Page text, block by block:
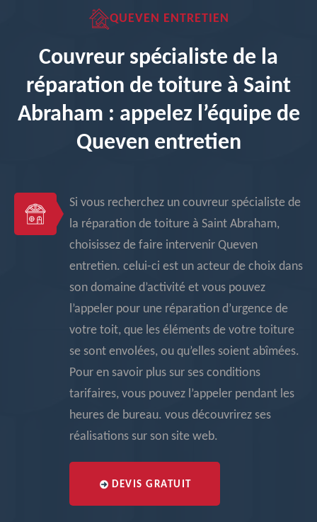
QUEVEN ENTRETIEN
Couvreur spécialiste de la
réparation de toiture à Saint
Abraham : appelez l’équipe de
Queven entretien
Si vous recherchez un couvreur spécialiste de
la réparation de toiture à Saint Abraham,
choisissez de faire intervenir Queven
entretien. celui-ci est un acteur de choix dans
son domaine d’activité et vous pouvez
l’appeler pour une réparation d’urgence de
votre toit, que les éléments de votre toiture
se sont envolées, ou qu’elles soient abîmées.
Pour en savoir plus sur ses conditions
tarifaires, vous pouvez l’appeler pendant les
heures de bureau. vous découvrirez ses
réalisations sur son site web.
DEVIS GRATUIT